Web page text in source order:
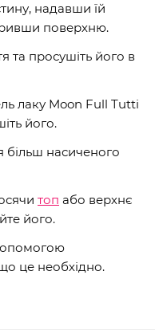
надавши їй
поверхню.
та просушіть його в
лаку Moon Full Tutti
його.
більш насиченого
топ або верхнє
його.
це необхідно.